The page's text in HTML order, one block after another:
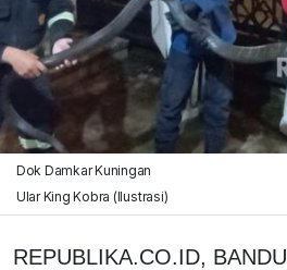
Dok Damkar Kuningan
Ular King Kobra (Ilustrasi)
REPUBLIKA.CO.ID,